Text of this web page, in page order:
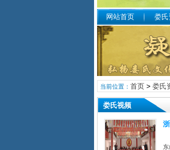
网站首页 娄氏
当前位置： 首页> 娄氏
娄氏视频